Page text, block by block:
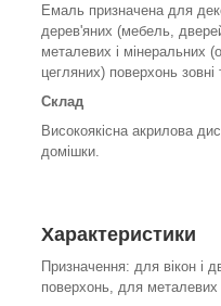
Емаль призначена для
дерев'яних (мебель,
металевих і мінеральних
цегляних) поверхонь
Склад
Високоякісна акрилова
домішки.
Характеристики
Призначення: для вікон і
поверхонь, для металевих